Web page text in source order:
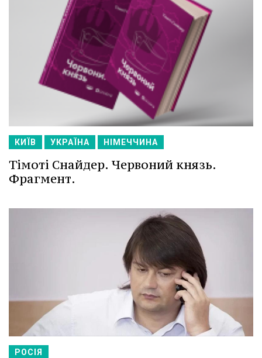
КИЇВ УКРАЇНА НІМЕЧЧИНА
Тімоті Снайдер. Червоний князь.
Фрагмент.
РОСІЯ